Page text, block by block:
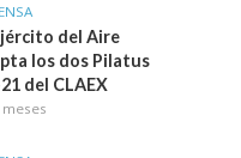
del Aire
los dos Pilatus
del CLAEX
meses